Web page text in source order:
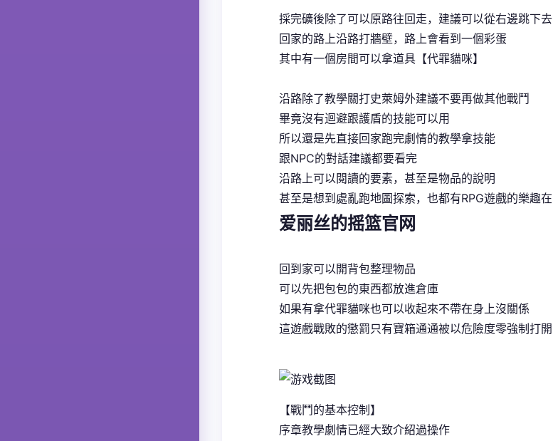
採完礦後除了可以原路往回走，建議可以從右邊跳下去
回家的路上沿路打牆壁，路上會看到一個彩蛋
其中有一個房間可以拿道具【代罪貓咪】
沿路除了教學關打史萊姆外建議不要再做其他戰鬥
畢竟沒有迴避跟護盾的技能可以用
所以還是先直接回家跑完劇情的教學拿技能
跟NPC的對話建議都要看完
沿路上可以閱讀的要素，甚至是物品的說明
甚至是想到處亂跑地圖探索，也都有RPG遊戲的樂趣在
爱丽丝的摇篮官网
回到家可以開背包整理物品
可以先把包包的東西都放進倉庫
如果有拿代罪貓咪也可以收起來不帶在身上沒關係
這遊戲戰敗的懲罰只有寶箱通通被以危險度零強制打開
【戰鬥的基本控制】
序章教學劇情已經大致介紹過操作